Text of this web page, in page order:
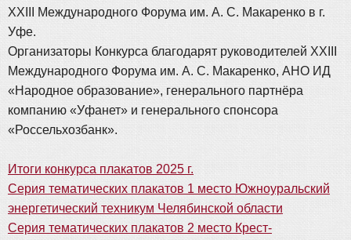
XXIII Международного Форума им. А. С. Макаренко в г.
Уфе.
Организаторы Конкурса благодарят руководителей XXIII
Международного Форума им. А. С. Макаренко, АНО ИД
«Народное образование», генерального партнёра
компанию «Уфанет» и генерального спонсора
«Россельхозбанк».
Итоги конкурса плакатов 2025 г.
Серия тематических плакатов 1 место Южноуральский
энергетический техникум Челябинской области
Серия тематических плакатов 2 место Крест-